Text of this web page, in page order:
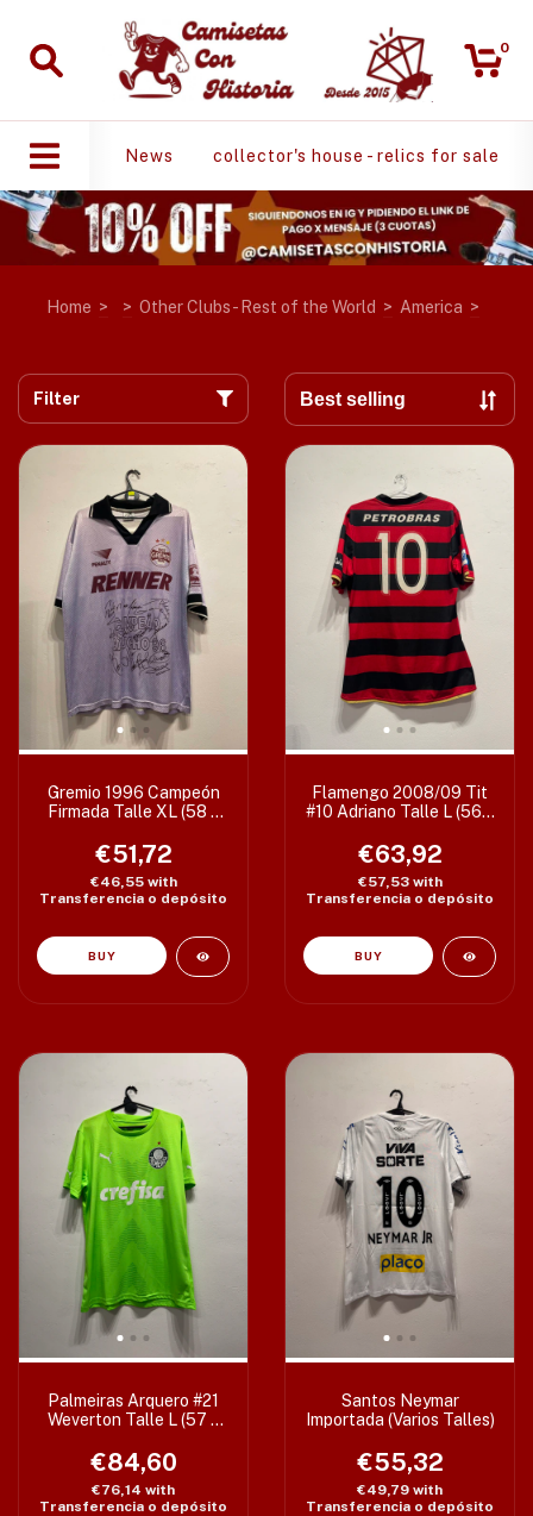
0
News collector's house - relics for sale
Home > > Other Clubs - Rest of the World > America >
Filter
Gremio 1996 Campeón
Firmada Talle XL (58 x
€51,72
€46,55 with
Transferencia o depósito
Flamengo 2008/09 Tit
#10 Adriano Talle L (56 x
€63,92
€57,53 with
Transferencia o depósito
Palmeiras Arquero #21
Weverton Talle L (57 x
€84,60
€76,14 with
Transferencia o depósito
Santos Neymar
Importada (Varios Talles)
€55,32
€49,79 with
Transferencia o depósito